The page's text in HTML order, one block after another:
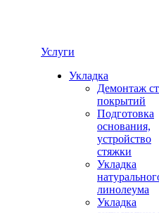
Услуги
Укладка
Демонтаж
покрытий
Подготовка
основания,
устройство
стяжки
Укладка
линолеума
Укладка